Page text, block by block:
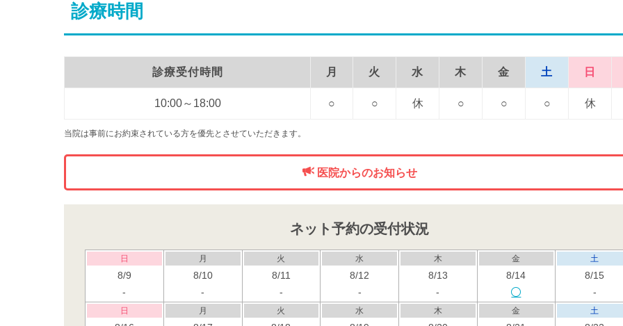
診療時間
診療受付時間 月 火 水 木 金 土 日
10:00～18:00 ○ ○ 休 ○ ○ ○ 休
当院は事前にお約束されている方を優先とさせていただきます。
医院からのお知らせ
ネット予約の受付状況
日
8/9
-
月
8/10
-
火
8/11
-
水
8/12
-
木
8/13
-
金
8/14
土
8/15
-
日 月 火 水 木 金 土